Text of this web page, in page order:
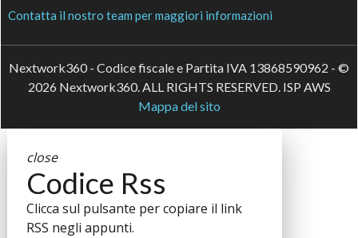
Contatta il nostro team per maggiori informazioni
Nextwork360 - Codice fiscale e Partita IVA 13868590962 - ©
2026 Nextwork360. ALL RIGHTS RESERVED. ISP AWS
Mappa del sito
close
Codice Rss
Clicca sul pulsante per copiare il link
RSS negli appunti.